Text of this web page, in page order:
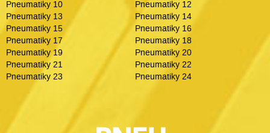
Pneumatiky 10
Pneumatiky 12
Pneumatiky 13
Pneumatiky 14
Pneumatiky 15
Pneumatiky 16
Pneumatiky 17
Pneumatiky 18
Pneumatiky 19
Pneumatiky 20
Pneumatiky 21
Pneumatiky 22
Pneumatiky 23
Pneumatiky 24